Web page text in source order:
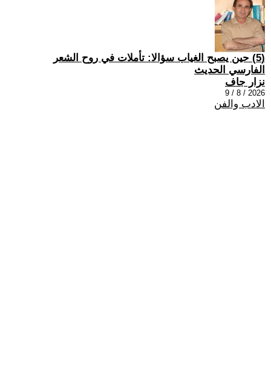
(5) حين يصبح الغياب سؤالا: تأملات في روح الشعر
الفارسي الحديث
نزار جاف
2026 / 8 / 9
الادب والفن